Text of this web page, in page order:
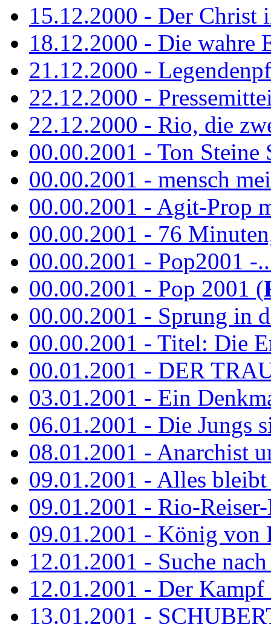
15.12.2000 - Der Christ
18.12.2000 - Die wahre
21.12.2000 -
22.12.2000 -
22.12.2000 - Rio, die
00.00.2001 - Ton Steine
00.00.2001 - mensch
00.00.2001 - Agit-Prop
00.00.2001 - 76
00.00.2001 - Pop2001 -
00.00.2001 - Pop 2001 (
00.00.2001 - Sprung in
00.00.2001 - Titel: Die
00.01.2001 - DER
03.01.2001 - Ein
06.01.2001 - Die Jungs
08.01.2001 - Anarchist
09.01.2001 - Alles
09.01.2001 - Rio-
09.01.2001 - König von
12.01.2001 - Suche
12.01.2001 - Der Kampf
13.01.2001 -